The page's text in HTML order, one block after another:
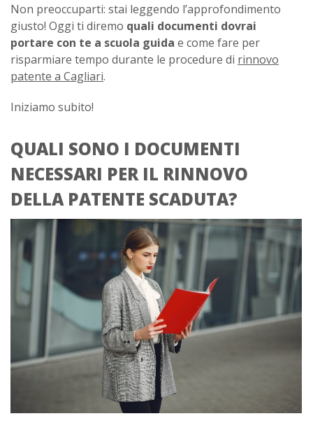
Non preoccuparti: stai leggendo l’approfondimento
giusto! Oggi ti diremo quali documenti dovrai
portare con te a scuola guida e come fare per
risparmiare tempo durante le procedure di rinnovo
patente a Cagliari.
Iniziamo subito!
QUALI SONO I DOCUMENTI
NECESSARI PER IL RINNOVO
DELLA PATENTE SCADUTA?